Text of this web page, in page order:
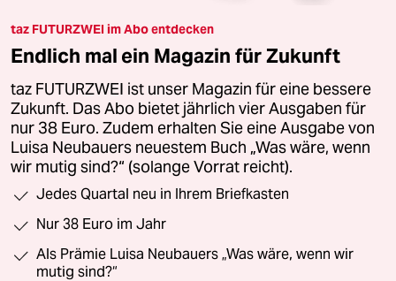
taz FUTURZWEI im Abo entdecken
Endlich mal ein Magazin für Zukunft
taz FUTURZWEI ist unser Magazin für eine bessere
Zukunft. Das Abo bietet jährlich vier Ausgaben für
nur 38 Euro. Zudem erhalten Sie eine Ausgabe von
Luisa Neubauers neuestem Buch „Was wäre, wenn
wir mutig sind?“ (solange Vorrat reicht).
Jedes Quartal neu in Ihrem Briefkasten
Nur 38 Euro im Jahr
Als Prämie Luisa Neubauers „Was wäre, wenn wir
mutig sind?“